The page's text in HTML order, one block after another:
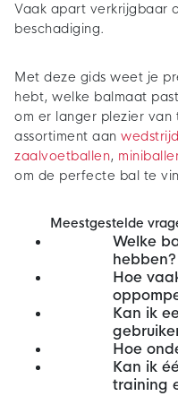
Vaak apart verkrijgbaar
beschadiging.
Met deze gids weet je
hebt, welke balmaat
om er langer plezier van
assortiment aan
zaalvoetballen,
om de perfecte bal te
Meestgestelde
Welke
hebben?
Hoe
Kan ik
Hoe
Kan ik
training